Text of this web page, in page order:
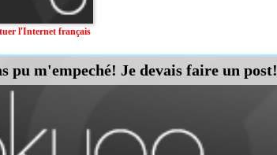
l'Internet français
pu m'empeché! Je devais faire un post!